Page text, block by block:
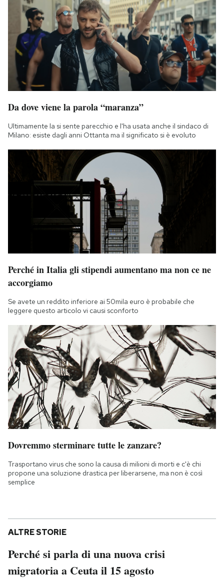
Da dove viene la parola “maranza”
Ultimamente la si sente parecchio e l'ha usata anche il sindaco di
Milano: esiste dagli anni Ottanta ma il significato si è evoluto
Perché in Italia gli stipendi aumentano ma non ce ne
accorgiamo
Se avete un reddito inferiore ai 50mila euro è probabile che
leggere questo articolo vi causi sconforto
Dovremmo sterminare tutte le zanzare?
Trasportano virus che sono la causa di milioni di morti e c'è chi
propone una soluzione drastica per liberarsene, ma non è così
semplice
ALTRE STORIE
Perché si parla di una nuova crisi
migratoria a Ceuta il 15 agosto